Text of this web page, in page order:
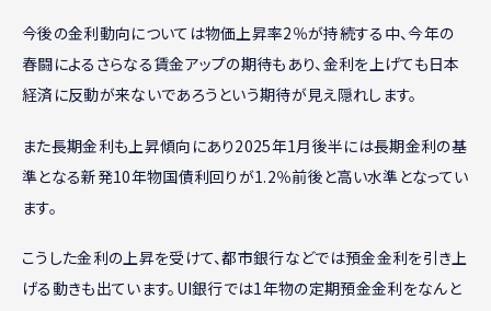
今後の金利動向については物価上昇率2％が持続する中、今年の
春闘によるさらなる賃金アップの期待もあり、金利を上げても日本
経済に反動が来ないであろうという期待が見え隠れします。
また長期金利も上昇傾向にあり2025年1月後半には長期金利の基
準となる新発10年物国債利回りが1.2％前後と高い水準となってい
ます。
こうした金利の上昇を受けて、都市銀行などでは預金金利を引き上
げる動きも出ています。UI銀行では1年物の定期預金金利をなんと